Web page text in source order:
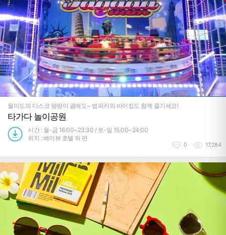
월미도의 디스코 팡팡이 괌에도~ 범퍼카와 바이킹도 함께 즐기세요!
타가다 놀이공원
시간 : 월-금 16:00~23:30 / 토-일 15:00~24:00
위치 : 베이뷰 호텔 뒤 편
0 17,284